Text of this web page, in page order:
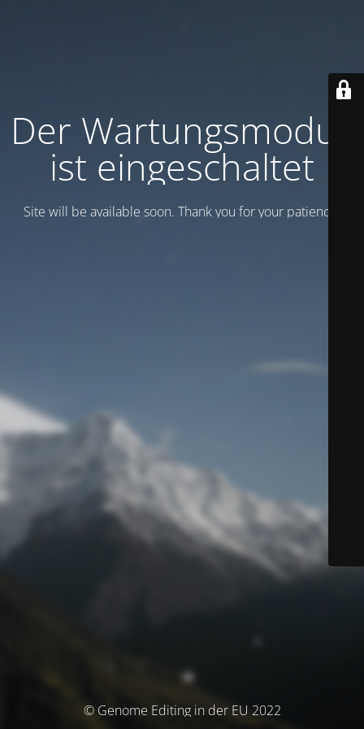
Der Wartungsmodus
ist eingeschaltet
Site will be available soon. Thank you for your patience!
© Genome Editing in der EU 2022